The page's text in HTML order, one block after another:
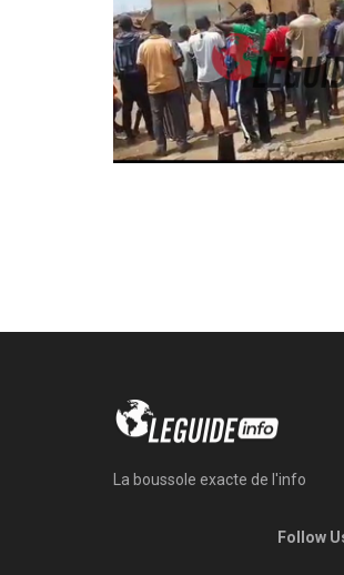
La boussole exacte de l'info
Follow